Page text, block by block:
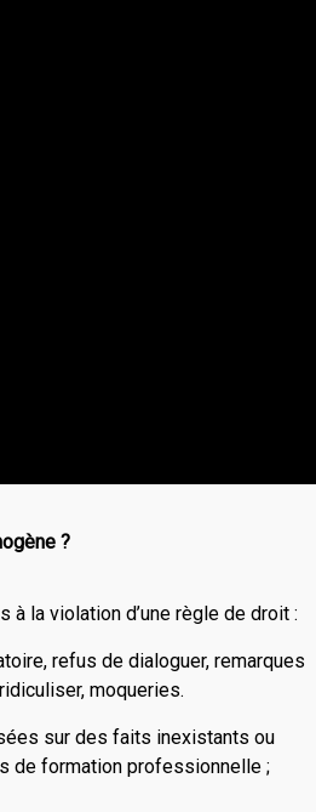
?
à la violation d’une règle de droit :
refus de dialoguer, remarques
moqueries.
sur des faits inexistants ou
de formation professionnelle ;